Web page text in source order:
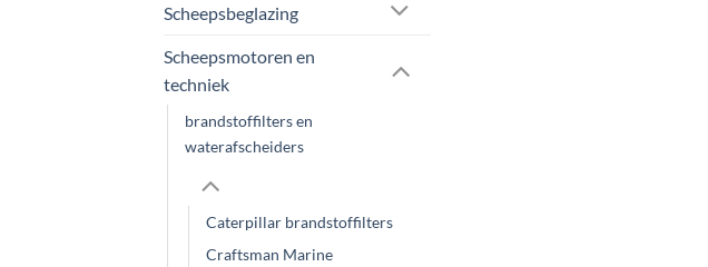
Scheepsbeglazing
Scheepsmotoren en
techniek
brandstoffilters en
waterafscheiders
Caterpillar brandstoffilters
Craftsman Marine